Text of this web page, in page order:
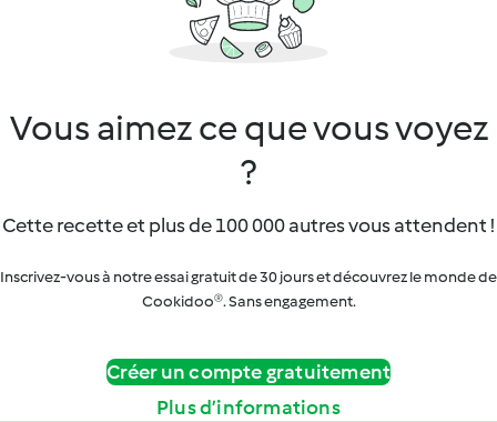
Vous aimez ce que vous voyez
?
Cette recette et plus de 100 000 autres vous attendent !
Inscrivez-vous à notre essai gratuit de 30 jours et découvrez le monde de
Cookidoo®. Sans engagement.
Créer un compte gratuitement
Plus d’informations